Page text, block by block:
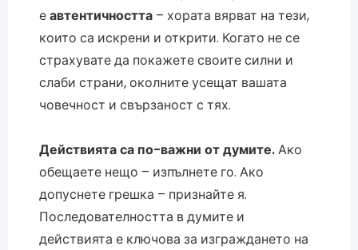
еавтентичността– хората вярват на тези,
които са искрени и открити. Когато не се
страхувате да покажете своите силни и
слаби страни, околните усещат вашата
човечност и свързаност с тях.
Действията са по-важни от думите.Ако
обещаете нещо – изпълнете го. Ако
допуснете грешка – признайте я.
Последователността в думите и
действията е ключова за изграждането на